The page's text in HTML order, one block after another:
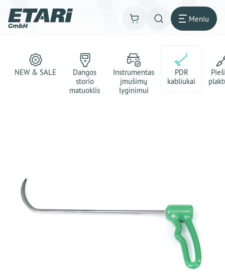
Meniu
NEW & SALE
Dangos
storio
matuoklis
Instrumentas
įmušimų
lyginimui
PDR
kabliukai